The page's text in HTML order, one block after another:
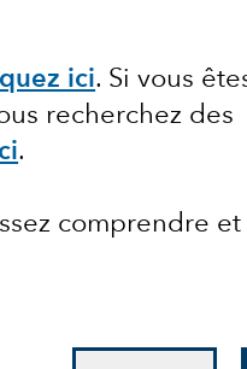
ici. Si vous
recherchez des
.
comprendre